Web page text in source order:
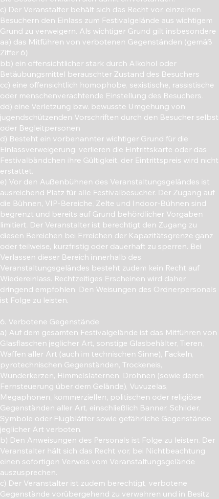
c) Der Veranstalter behält sich das Recht vor, einzelnen
Besuchern den Einlass zum Festivalgelände aus wichtigem
Grund zu verweigern. Als wichtiger Grund gilt insbesondere
aa) das Mitführen von verbotenen Gegenständen (gemäß
Ziffer 6)
bb) ein offensichtlicher stark durch Alkohol oder
Betäubungsmittel berauschter Zustand des Besuchers
cc) eine offensichtlich homophobe, sexistische, rassistische
oder menschenverachtende Einstellung des Besuchers.
dd) eine Verletzung bzw. bewusste Umgehung von
jugendschützenden Vorschriften durch den Besucher selbst
oder Begleitpersonen
d) Besteht ein vorbenannter wichtiger Grund für die
Einlassverweigerung, verlieren die Eintrittskarte oder das
Festivalbändchen ihre Gültigkeit, der Eintrittspreis wird nicht
erstattet.
e) Vor den Außenbühnen des Veranstaltungsgeländes ist
ausreichend Platz für alle Festivalbesucher. Der Zugang auf
die Bühnen, VIP-Bereiche, Zelte und Indoor-Bühnen sind
begrenzt und bereits auf Grund behördlicher Vorgaben
limitiert. Der Veranstalter ist berechtigt den Zugang zu
diesen Bereichen bei Erreichen der Kapazitätsgrenze ganz
oder teilweise, kurzfristig oder dauerhaft zu sperren. Bei
Verlassen dieser Bereich innerhalb des
Veranstaltungsgeländes besteht zudem kein Recht auf
Wiedereinlass. Rechtzeitiges Erscheinen wird daher
dringend empfohlen. Den Weisungen des Ordnerpersonals
ist Folge zu leisten.
6. Verbotene Gegenstände
a) Auf dem gesamten Festivalgelände ist das Mitführen von
Glasflaschen jeglicher Art, sonstige Glasbehälter, Tieren,
Waffen aller Art (auch im technischen Sinne), Fackeln,
pyrotechnischen Gegenständen, Trockeneis,
Wunderkerzen, Himmelslaternen, Drohnen (sowie deren
Fernsteuerung über dem Gelände), Vuvuzelas,
Megaphonen, kommerziellen, politischen oder religiöse
Gegenständen aller Art, einschließlich Banner, Schilder,
Symbole oder Flugblätter sowie gefährliche Gegenstände
jeglicher Art verboten.
b) Den Anweisungen des Personals ist Folge zu leisten. Der
Veranstalter hält sich das Recht vor, bei Nichtbeachtung
einen sofortigen Verweis vom Veranstaltungsgelände
auszusprechen.
c) Der Veranstalter ist zudem berechtigt, verbotene
Gegenstände vorübergehend zu verwahren und in Besitz